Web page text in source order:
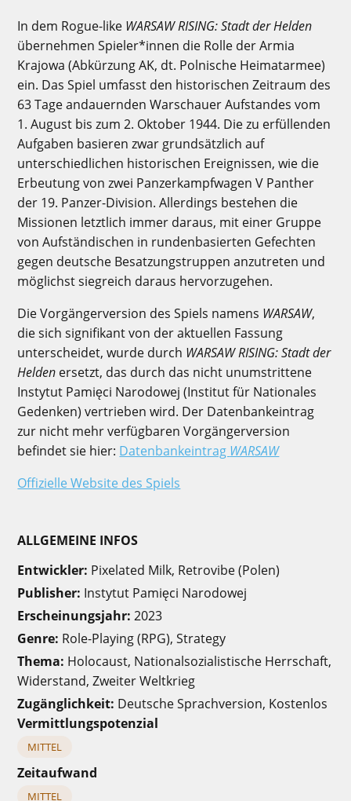
In dem Rogue-like WARSAW RISING: Stadt der Helden
übernehmen Spieler*innen die Rolle der Armia
Krajowa (Abkürzung AK, dt. Polnische Heimatarmee)
ein. Das Spiel umfasst den historischen Zeitraum des
63 Tage andauernden Warschauer Aufstandes vom
1. August bis zum 2. Oktober 1944. Die zu erfüllenden
Aufgaben basieren zwar grundsätzlich auf
unterschiedlichen historischen Ereignissen, wie die
Erbeutung von zwei Panzerkampfwagen V Panther
der 19. Panzer-Division. Allerdings bestehen die
Missionen letztlich immer daraus, mit einer Gruppe
von Aufständischen in rundenbasierten Gefechten
gegen deutsche Besatzungstruppen anzutreten und
möglichst siegreich daraus hervorzugehen.
Die Vorgängerversion des Spiels namens WARSAW,
die sich signifikant von der aktuellen Fassung
unterscheidet, wurde durch WARSAW RISING: Stadt der
Helden ersetzt, das durch das nicht unumstrittene
Instytut Pamięci Narodowej (Institut für Nationales
Gedenken) vertrieben wird. Der Datenbankeintrag
zur nicht mehr verfügbaren Vorgängerversion
befindet sie hier: Datenbankeintrag WARSAW
Offizielle Website des Spiels
ALLGEMEINE INFOS
Entwickler: Pixelated Milk, Retrovibe (Polen)
Publisher: Instytut Pamięci Narodowej
Erscheinungsjahr: 2023
Genre: Role-Playing (RPG), Strategy
Thema: Holocaust, Nationalsozialistische Herrschaft,
Widerstand, Zweiter Weltkrieg
Zugänglichkeit: Deutsche Sprachversion, Kostenlos
Vermittlungspotenzial
MITTEL
Zeitaufwand
MITTEL